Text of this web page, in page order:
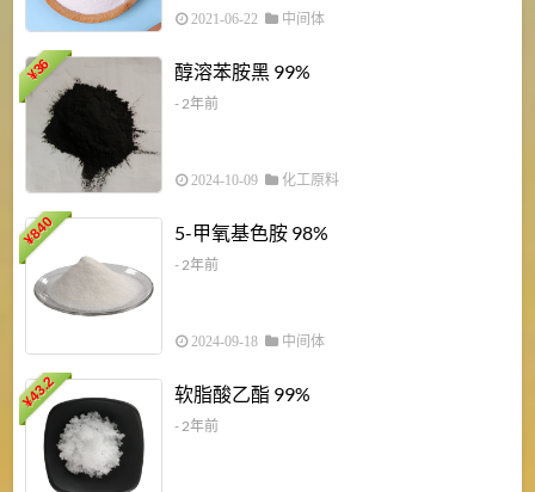
2021-06-22 中间体
¥
36 醇溶苯胺黑 99%
- 2年前
2024-10-09 化工原料
¥
840 5-甲氧基色胺 98%
- 2年前
2024-09-18 中间体
¥
43.2 软脂酸乙酯 99%
- 2年前